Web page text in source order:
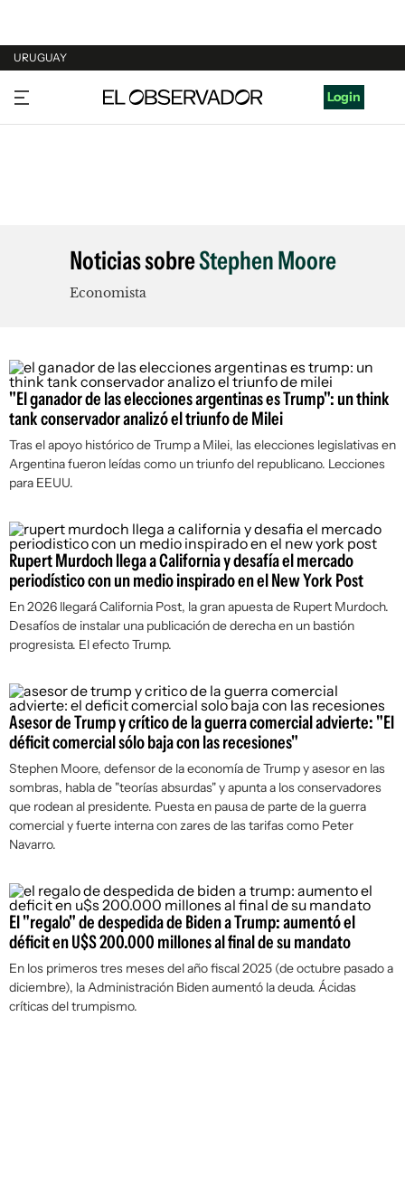
URUGUAY
URUGUAY
ARGENTINA
Login
Noticias sobreStephen Moore
Economista
"El ganador de las elecciones argentinas es Trump": un think
tank conservador analizó el triunfo de Milei
Tras el apoyo histórico de Trump a Milei, las elecciones legislativas en
Argentina fueron leídas como un triunfo del republicano. Lecciones
para EEUU.
Rupert Murdoch llega a California y desafía el mercado
periodístico con un medio inspirado en el New York Post
En 2026 llegará California Post, la gran apuesta de Rupert Murdoch.
Desafíos de instalar una publicación de derecha en un bastión
progresista. El efecto Trump.
Asesor de Trump y crítico de la guerra comercial advierte: "El
déficit comercial sólo baja con las recesiones"
Stephen Moore, defensor de la economía de Trump y asesor en las
sombras, habla de "teorías absurdas" y apunta a los conservadores
que rodean al presidente. Puesta en pausa de parte de la guerra
comercial y fuerte interna con zares de las tarifas como Peter
Navarro.
El "regalo" de despedida de Biden a Trump: aumentó el
déficit en U$S 200.000 millones al final de su mandato
En los primeros tres meses del año fiscal 2025 (de octubre pasado a
diciembre), la Administración Biden aumentó la deuda. Ácidas
críticas del trumpismo.